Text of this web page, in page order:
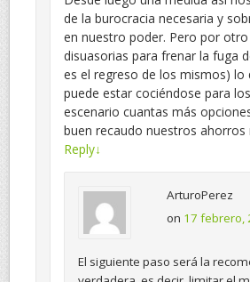
de la burocracia necesaria y
en nuestro poder. Pero por
disuasorias para frenar la fuga
es el regreso de los mismos)
puede estar cociéndose para
escenario cuantas más
buen recaudo nuestros ahorros
Reply↓
ArturoPerez
on 17 febrero,
El siguiente paso será la